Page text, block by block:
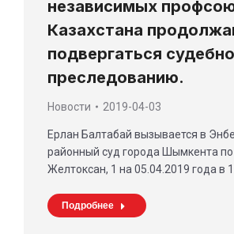
независимых
Казахстана
подвергаться
преследованию.
Новости 2019-04-03
Ерлан Балтабай вызывается в
районный суд города Шымкента по
Желтоксан, 1 на 05.04.2019 года в
Подробнее